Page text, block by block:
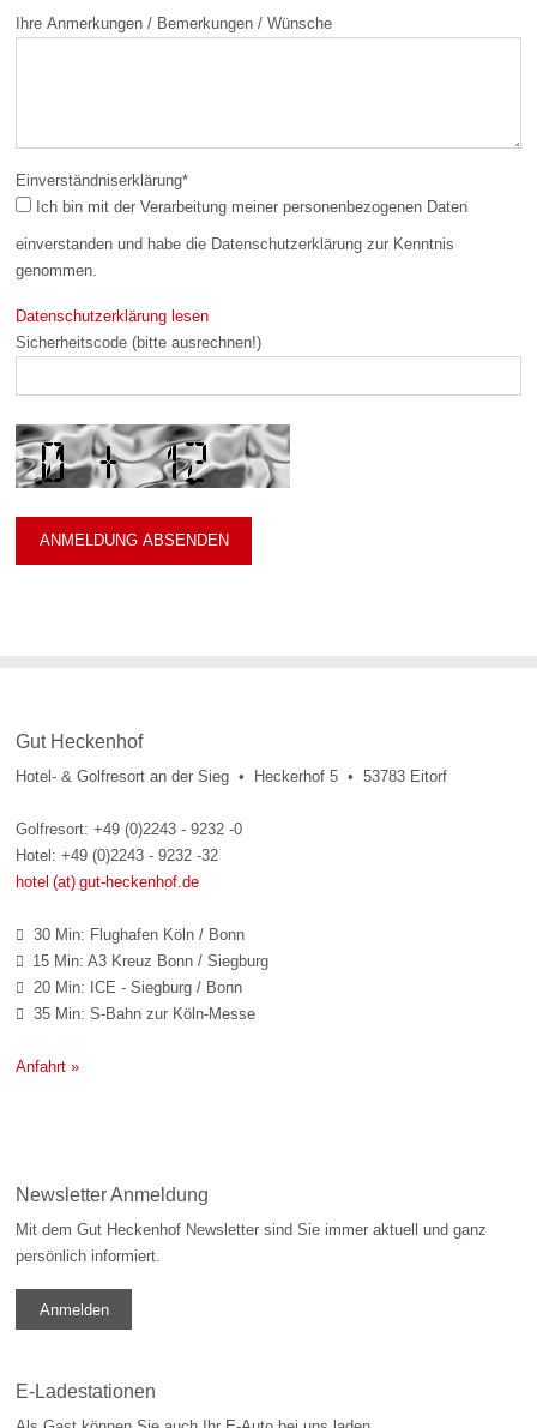
Ihre Anmerkungen / Bemerkungen / Wünsche
Einverständniserklärung*
einverstanden und habe die Datenschutzerklärung zur Kenntnis
genommen.
Datenschutzerklärung lesen
Sicherheitscode (bitte ausrechnen!)
Gut Heckenhof
Hotel- & Golfresort an der Sieg • Heckerhof 5 • 53783 Eitorf
Golfresort: +49 (0)2243 - 9232 -0
Hotel: +49 (0)2243 - 9232 -32
hotel (at) gut-heckenhof.de
 30 Min: Flughafen Köln / Bonn
 15 Min: A3 Kreuz Bonn / Siegburg
 20 Min: ICE - Siegburg / Bonn
 35 Min: S-Bahn zur Köln-Messe
Anfahrt »
Newsletter Anmeldung
Mit dem Gut Heckenhof Newsletter sind Sie immer aktuell und ganz
persönlich informiert.
Anmelden
E-Ladestationen